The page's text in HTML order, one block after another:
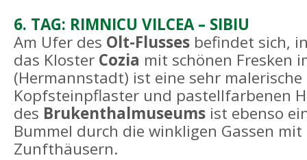
6. TAG: RIMNICU VILCEA – SIBIU
Am Ufer des Olt-Flusses befindet sich,
das Kloster Cozia mit schönen Fresken
(Hermannstadt) ist eine sehr
Kopfsteinpflaster und pastellfarbenen
des Brukenthalmuseums ist ebenso
Bummel durch die winkligen Gassen
Zunfthäusern.